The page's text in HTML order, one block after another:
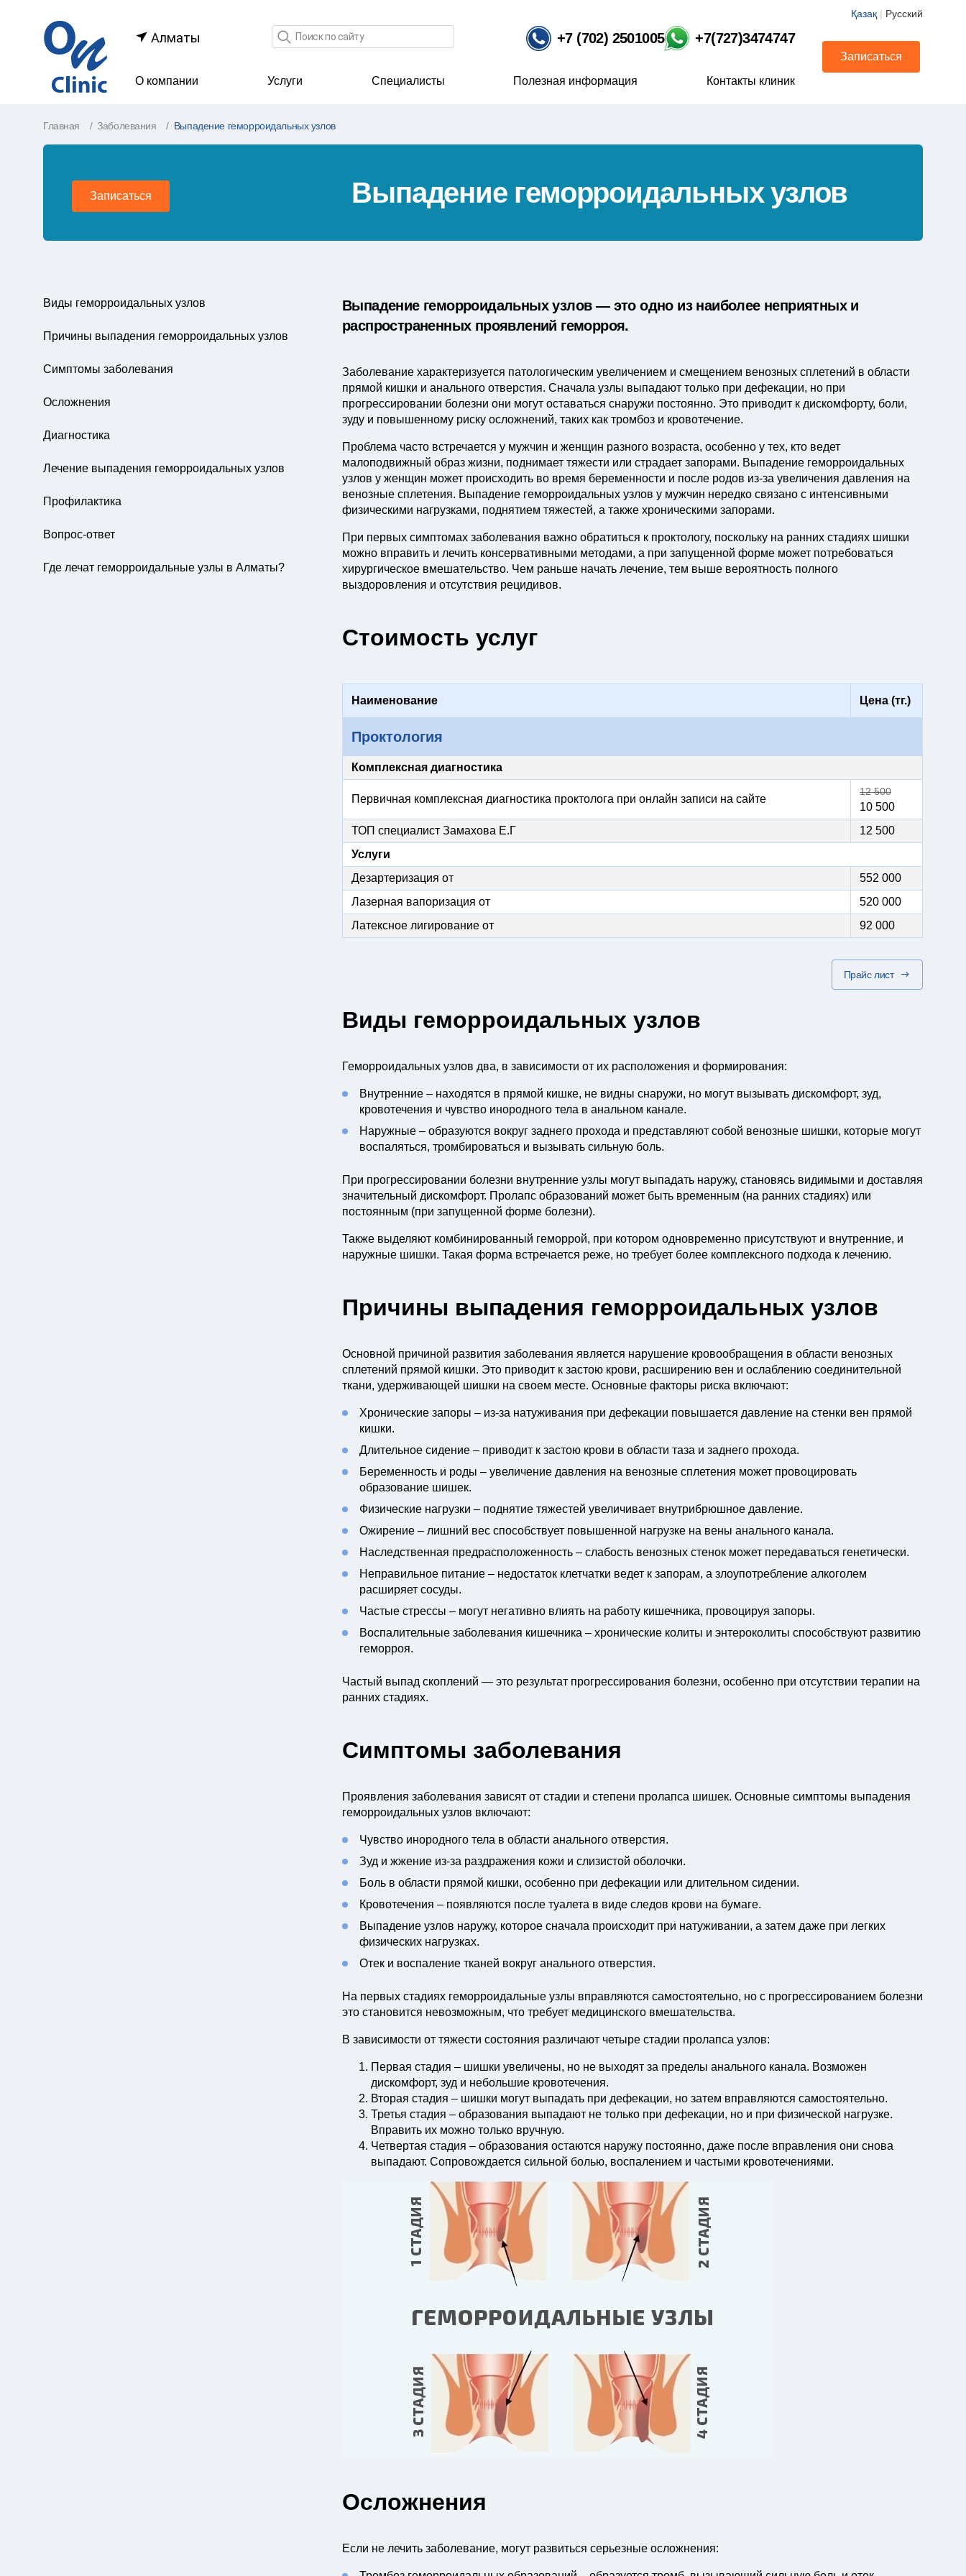
Қазақ | Русский
Алматы Поле поиска +7 (702) 2501005 +7(727)3474747
О компании Услуги Специалисты Полезная информация Контакты клиник
Записаться
Главная Заболевания Выпадение геморроидальных узлов
Записаться Выпадение геморроидальных узлов
Виды геморроидальных узлов
Причины выпадения геморроидальных узлов
Симптомы заболевания
Осложнения
Диагностика
Лечение выпадения геморроидальных узлов
Профилактика
Вопрос-ответ
Где лечат геморроидальные узлы в Алматы?
Выпадение геморроидальных узлов — это одно из наиболее неприятных и
распространенных проявлений геморроя.
Заболевание характеризуется патологическим увеличением и смещением венозных сплетений в области
прямой кишки и анального отверстия. Сначала узлы выпадают только при дефекации, но при
прогрессировании болезни они могут оставаться снаружи постоянно. Это приводит к дискомфорту, боли,
зуду и повышенному риску осложнений, таких как тромбоз и кровотечение.
Проблема часто встречается у мужчин и женщин разного возраста, особенно у тех, кто ведет
малоподвижный образ жизни, поднимает тяжести или страдает запорами. Выпадение геморроидальных
узлов у женщин может происходить во время беременности и после родов из-за увеличения давления на
венозные сплетения. Выпадение геморроидальных узлов у мужчин нередко связано с интенсивными
физическими нагрузками, поднятием тяжестей, а также хроническими запорами.
При первых симптомах заболевания важно обратиться к проктологу, поскольку на ранних стадиях шишки
можно вправить и лечить консервативными методами, а при запущенной форме может потребоваться
хирургическое вмешательство. Чем раньше начать лечение, тем выше вероятность полного
выздоровления и отсутствия рецидивов.
Стоимость услуг
Наименование Цена (тг.)
Проктология
Комплексная диагностика
Первичная комплексная диагностика проктолога при онлайн записи на сайте
12 500
10 500
ТОП специалист Замахова Е.Г
12 500
Услуги
Дезартеризация от
552 000
Лазерная вапоризация от
520 000
Латексное лигирование от
92 000
Прайс лист
Виды геморроидальных узлов
Геморроидальных узлов два, в зависимости от их расположения и формирования:
Внутренние – находятся в прямой кишке, не видны снаружи, но могут вызывать дискомфорт, зуд,
кровотечения и чувство инородного тела в анальном канале.
Наружные – образуются вокруг заднего прохода и представляют собой венозные шишки, которые могут
воспаляться, тромбироваться и вызывать сильную боль.
При прогрессировании болезни внутренние узлы могут выпадать наружу, становясь видимыми и доставляя
значительный дискомфорт. Пролапс образований может быть временным (на ранних стадиях) или
постоянным (при запущенной форме болезни).
Также выделяют комбинированный геморрой, при котором одновременно присутствуют и внутренние, и
наружные шишки. Такая форма встречается реже, но требует более комплексного подхода к лечению.
Причины выпадения геморроидальных узлов
Основной причиной развития заболевания является нарушение кровообращения в области венозных
сплетений прямой кишки. Это приводит к застою крови, расширению вен и ослаблению соединительной
ткани, удерживающей шишки на своем месте. Основные факторы риска включают:
Хронические запоры – из-за натуживания при дефекации повышается давление на стенки вен прямой
кишки.
Длительное сидение – приводит к застою крови в области таза и заднего прохода.
Беременность и роды – увеличение давления на венозные сплетения может провоцировать
образование шишек.
Физические нагрузки – поднятие тяжестей увеличивает внутрибрюшное давление.
Ожирение – лишний вес способствует повышенной нагрузке на вены анального канала.
Наследственная предрасположенность – слабость венозных стенок может передаваться генетически.
Неправильное питание – недостаток клетчатки ведет к запорам, а злоупотребление алкоголем
расширяет сосуды.
Частые стрессы – могут негативно влиять на работу кишечника, провоцируя запоры.
Воспалительные заболевания кишечника – хронические колиты и энтероколиты способствуют развитию
геморроя.
Частый выпад скоплений — это результат прогрессирования болезни, особенно при отсутствии терапии на
ранних стадиях.
Симптомы заболевания
Проявления заболевания зависят от стадии и степени пролапса шишек. Основные симптомы выпадения
геморроидальных узлов включают:
Чувство инородного тела в области анального отверстия.
Зуд и жжение из-за раздражения кожи и слизистой оболочки.
Боль в области прямой кишки, особенно при дефекации или длительном сидении.
Кровотечения – появляются после туалета в виде следов крови на бумаге.
Выпадение узлов наружу, которое сначала происходит при натуживании, а затем даже при легких
физических нагрузках.
Отек и воспаление тканей вокруг анального отверстия.
На первых стадиях геморроидальные узлы вправляются самостоятельно, но с прогрессированием болезни
это становится невозможным, что требует медицинского вмешательства.
В зависимости от тяжести состояния различают четыре стадии пролапса узлов:
Первая стадия – шишки увеличены, но не выходят за пределы анального канала. Возможен
дискомфорт, зуд и небольшие кровотечения.
Вторая стадия – шишки могут выпадать при дефекации, но затем вправляются самостоятельно.
Третья стадия – образования выпадают не только при дефекации, но и при физической нагрузке.
Вправить их можно только вручную.
Четвертая стадия – образования остаются наружу постоянно, даже после вправления они снова
выпадают. Сопровождается сильной болью, воспалением и частыми кровотечениями.
Осложнения
Если не лечить заболевание, могут развиться серьезные осложнения: